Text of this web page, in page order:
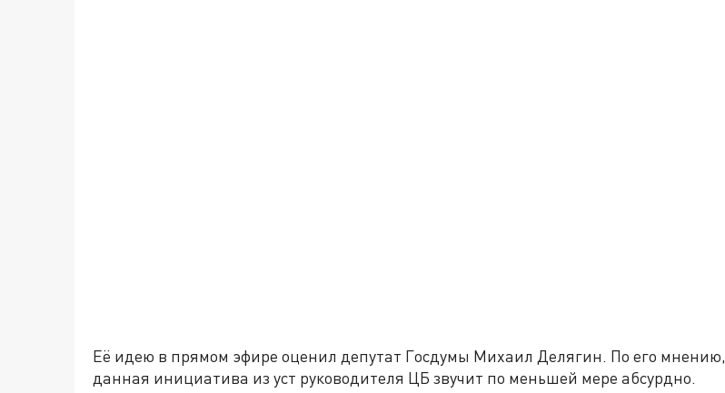
Её идею в прямом эфире оценил депутат Госдумы Михаил Делягин. По его мнению,
данная инициатива из уст руководителя ЦБ звучит по меньшей мере абсурдно.